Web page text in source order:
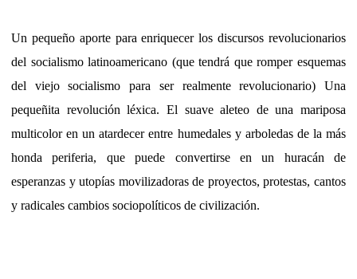
Un pequeño aporte para enriquecer los discursos revolucionarios
del socialismo latinoamericano (que tendrá que romper esquemas
del viejo socialismo para ser realmente revolucionario) Una
pequeñita revolución léxica. El suave aleteo de una mariposa
multicolor en un atardecer entre humedales y arboledas de la más
honda periferia, que puede convertirse en un huracán de
esperanzas y utopías movilizadoras de proyectos, protestas, cantos
y radicales cambios sociopolíticos de civilización.